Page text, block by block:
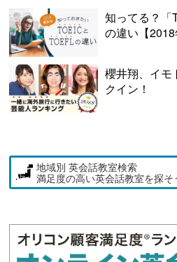
知ってる？「
の違い【2018
櫻井翔、イモ
クイン！
地域別 英会話教室検索
満足度の高い英会話教室を探そ